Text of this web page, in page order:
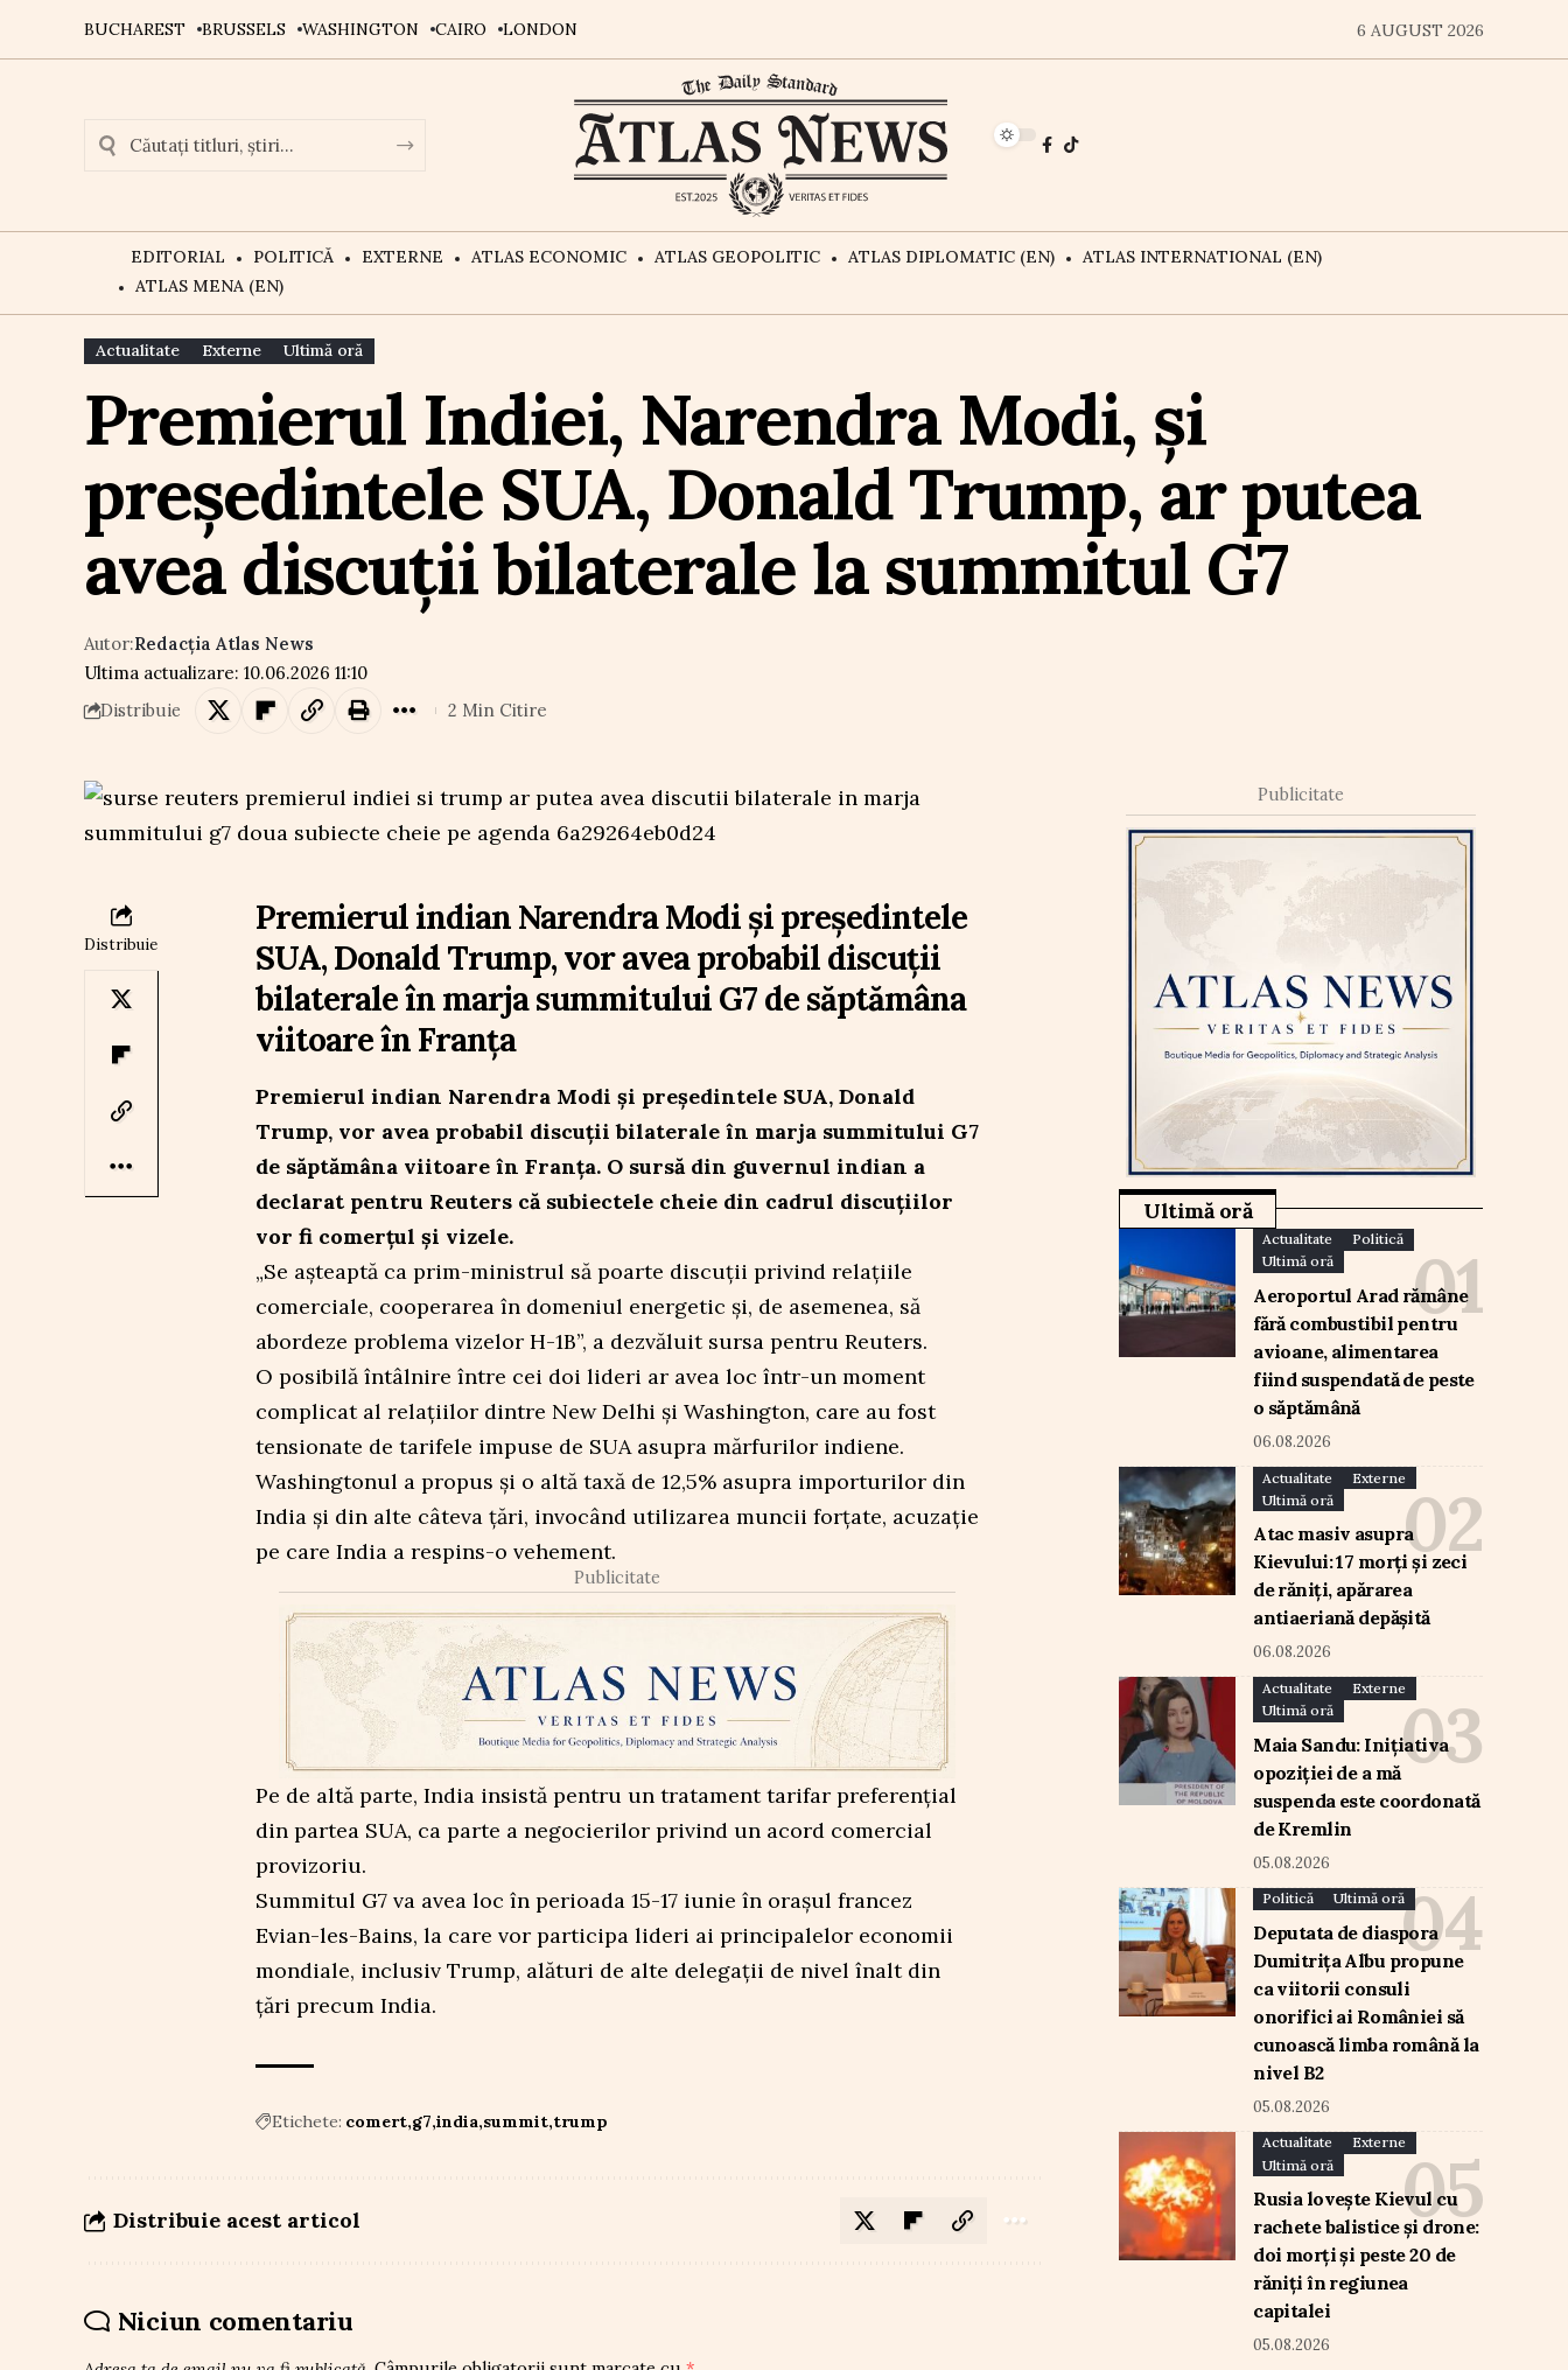
BUCHAREST BRUSSELS WASHINGTON CAIRO LONDON 6 AUGUST 2026
EDITORIAL POLITICĂ EXTERNE ATLAS ECONOMIC ATLAS GEOPOLITIC ATLAS DIPLOMATIC (EN)
ATLAS INTERNATIONAL (EN)
ATLAS MENA (EN)
Actualitate Externe Ultimă oră
Premierul Indiei, Narendra Modi, și
președintele SUA, Donald Trump, ar putea
avea discuții bilaterale la summitul G7
Ultima actualizare: 10.06.2026 11:10
Autor:Redacția Atlas News
Distribuie 2 Min Citire
Distribuie
Premierul indian Narendra Modi și președintele
SUA, Donald Trump, vor avea probabil discuții
bilaterale în marja summitului G7 de săptămâna
viitoare în Franța
Premierul indian Narendra Modi și președintele SUA, Donald
Trump, vor avea probabil discuții bilaterale în marja summitului G7
de săptămâna viitoare în Franța. O sursă din guvernul indian a
declarat pentru Reuters că subiectele cheie din cadrul discuțiilor
vor fi comerțul și vizele.
„Se așteaptă ca prim-ministrul să poarte discuții privind relațiile
comerciale, cooperarea în domeniul energetic și, de asemenea, să
abordeze problema vizelor H-1B”, a dezvăluit sursa pentru Reuters.
O posibilă întâlnire între cei doi lideri ar avea loc într-un moment
complicat al relațiilor dintre New Delhi și Washington, care au fost
tensionate de tarifele impuse de SUA asupra mărfurilor indiene.
Washingtonul a propus și o altă taxă de 12,5% asupra importurilor din
India și din alte câteva țări, invocând utilizarea muncii forțate, acuzație
pe care India a respins-o vehement.
Publicitate
Pe de altă parte, India insistă pentru un tratament tarifar preferențial
din partea SUA, ca parte a negocierilor privind un acord comercial
provizoriu.
Summitul G7 va avea loc în perioada 15-17 iunie în orașul francez
Evian-les-Bains, la care vor participa lideri ai principalelor economii
mondiale, inclusiv Trump, alături de alte delegații de nivel înalt din
țări precum India.
Etichete: comert g7 india summit trump
Distribuie acest articol
Niciun comentariu
Publicitate
Ultimă oră
Actualitate
Politică
Ultimă oră
Aeroportul Arad rămâne
fără combustibil pentru
avioane, alimentarea
fiind suspendată de peste
o săptămână
06.08.2026
Actualitate
Externe
Ultimă oră
Atac masiv asupra
Kievului: 17 morți și zeci
de răniți, apărarea
antiaeriană depășită
06.08.2026
Actualitate
Externe
Ultimă oră
Maia Sandu: Inițiativa
opoziției de a mă
suspenda este coordonată
de Kremlin
05.08.2026
Politică Ultimă oră
Deputata de diaspora
Dumitrița Albu propune
ca viitorii consuli
onorifici ai României să
cunoască limba română la
nivel B2
05.08.2026
Actualitate
Externe
Ultimă oră
Rusia lovește Kievul cu
rachete balistice și drone:
doi morți și peste 20 de
răniți în regiunea
capitalei
05.08.2026